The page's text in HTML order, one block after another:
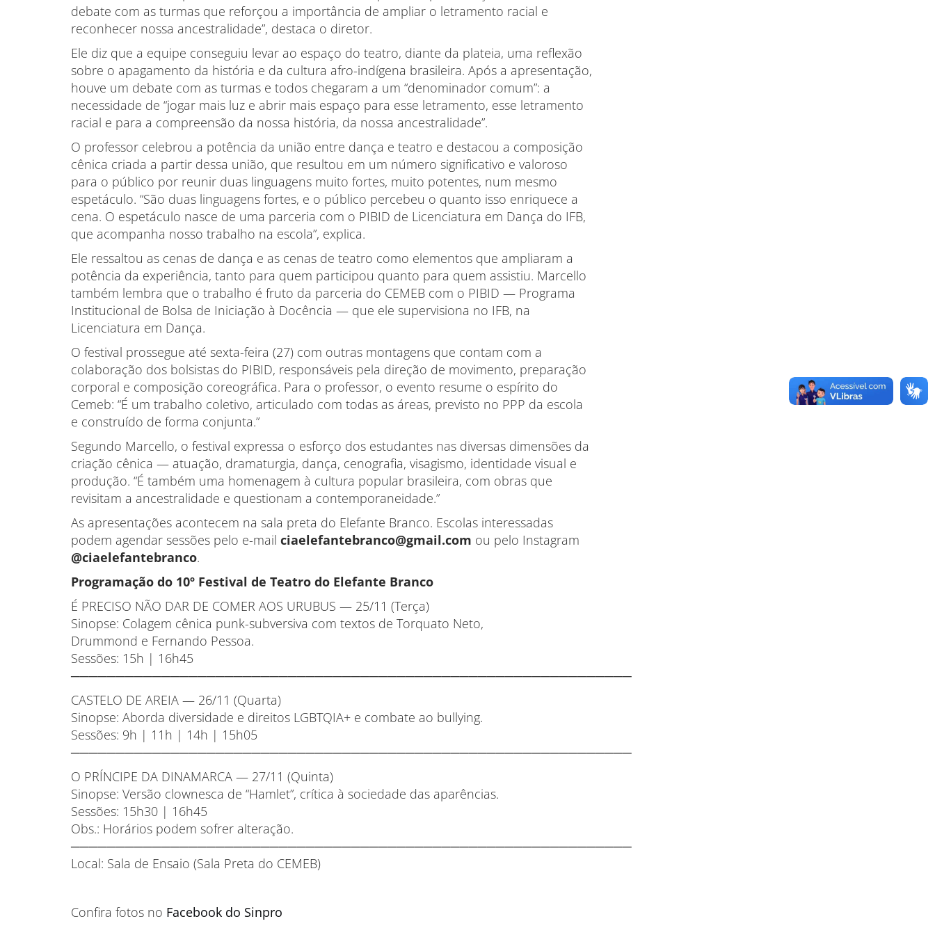
debate com as turmas que reforçou a importância de ampliar o letramento racial e
reconhecer nossa ancestralidade”, destaca o diretor.
Ele diz que a equipe conseguiu levar ao espaço do teatro, diante da plateia, uma reflexão
sobre o apagamento da história e da cultura afro-indígena brasileira. Após a apresentação,
houve um debate com as turmas e todos chegaram a um “denominador comum”: a
necessidade de “jogar mais luz e abrir mais espaço para esse letramento, esse letramento
racial e para a compreensão da nossa história, da nossa ancestralidade”.
O professor celebrou a potência da união entre dança e teatro e destacou a composição
cênica criada a partir dessa união, que resultou em um número significativo e valoroso
para o público por reunir duas linguagens muito fortes, muito potentes, num mesmo
espetáculo. “São duas linguagens fortes, e o público percebeu o quanto isso enriquece a
cena. O espetáculo nasce de uma parceria com o PIBID de Licenciatura em Dança do IFB,
que acompanha nosso trabalho na escola”, explica.
Ele ressaltou as cenas de dança e as cenas de teatro como elementos que ampliaram a
potência da experiência, tanto para quem participou quanto para quem assistiu. Marcello
também lembra que o trabalho é fruto da parceria do CEMEB com o PIBID — Programa
Institucional de Bolsa de Iniciação à Docência — que ele supervisiona no IFB, na
Licenciatura em Dança.
O festival prossegue até sexta-feira (27) com outras montagens que contam com a
colaboração dos bolsistas do PIBID, responsáveis pela direção de movimento, preparação
corporal e composição coreográfica. Para o professor, o evento resume o espírito do
Cemeb: “É um trabalho coletivo, articulado com todas as áreas, previsto no PPP da escola
e construído de forma conjunta.”
Segundo Marcello, o festival expressa o esforço dos estudantes nas diversas dimensões da
criação cênica — atuação, dramaturgia, dança, cenografia, visagismo, identidade visual e
produção. “É também uma homenagem à cultura popular brasileira, com obras que
revisitam a ancestralidade e questionam a contemporaneidade.”
As apresentações acontecem na sala preta do Elefante Branco. Escolas interessadas
podem agendar sessões pelo e-mail ciaelefantebranco@gmail.com ou pelo Instagram
@ciaelefantebranco.
Programação do 10º Festival de Teatro do Elefante Branco
É PRECISO NÃO DAR DE COMER AOS URUBUS — 25/11 (Terça)
Sinopse: Colagem cênica punk-subversiva com textos de Torquato Neto,
Drummond e Fernando Pessoa.
Sessões: 15h | 16h45
──────────────────────────────────────────────────────────────
CASTELO DE AREIA — 26/11 (Quarta)
Sinopse: Aborda diversidade e direitos LGBTQIA+ e combate ao bullying.
Sessões: 9h | 11h | 14h | 15h05
──────────────────────────────────────────────────────────────
O PRÍNCIPE DA DINAMARCA — 27/11 (Quinta)
Sinopse: Versão clownesca de “Hamlet”, crítica à sociedade das aparências.
Sessões: 15h30 | 16h45
Obs.: Horários podem sofrer alteração.
──────────────────────────────────────────────────────────────
Local: Sala de Ensaio (Sala Preta do CEMEB)
Confira fotos no Facebook do Sinpro